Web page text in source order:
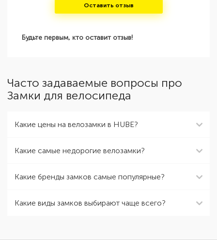
Оставить отзыв
Будьте первым, кто оставит отзыв!
Часто задаваемые вопросы про
Замки для велосипеда
Какие цены на велозамки в HUBE?
Какие самые недорогие велозамки?
Какие бренды замков самые популярные?
Какие виды замков выбирают чаще всего?